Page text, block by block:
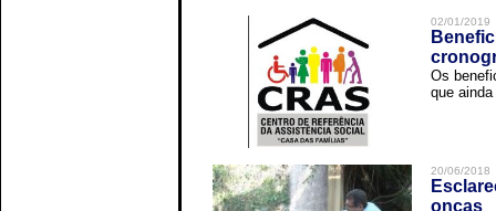
02/01/2019
Os
que
20/06/2018
onças